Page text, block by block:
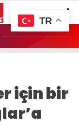
için bir
TR